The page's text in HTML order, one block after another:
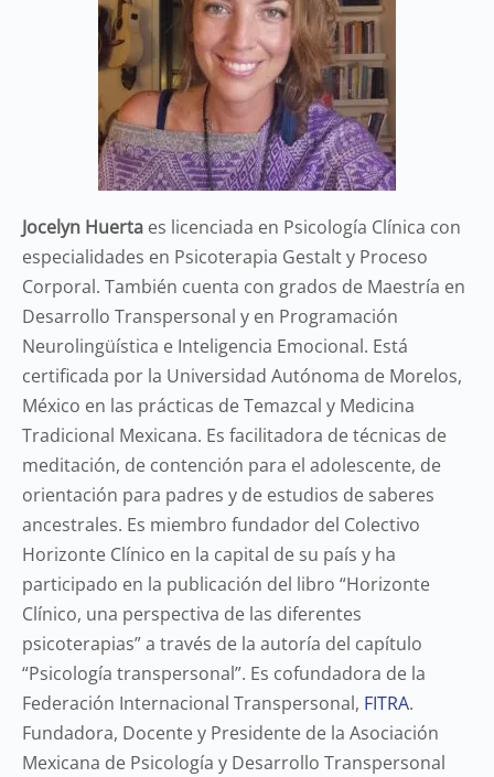
Jocelyn Huerta es licenciada en Psicología Clínica con
especialidades en Psicoterapia Gestalt y Proceso
Corporal. También cuenta con grados de Maestría en
Desarrollo Transpersonal y en Programación
Neurolingüística e Inteligencia Emocional. Está
certificada por la Universidad Autónoma de Morelos,
México en las prácticas de Temazcal y Medicina
Tradicional Mexicana. Es facilitadora de técnicas de
meditación, de contención para el adolescente, de
orientación para padres y de estudios de saberes
ancestrales. Es miembro fundador del Colectivo
Horizonte Clínico en la capital de su país y ha
participado en la publicación del libro “Horizonte
Clínico, una perspectiva de las diferentes
psicoterapias” a través de la autoría del capítulo
“Psicología transpersonal”. Es cofundadora de la
Federación Internacional Transpersonal, FITRA.
Fundadora, Docente y Presidente de la Asociación
Mexicana de Psicología y Desarrollo Transpersonal